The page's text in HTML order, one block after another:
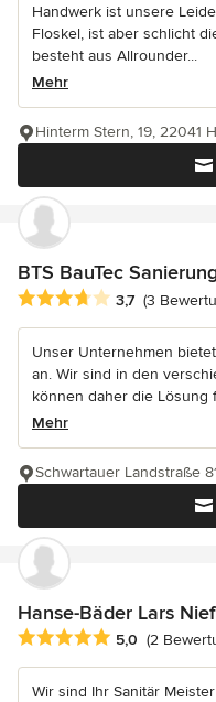
Handwerk ist unsere
Floskel, ist aber schlicht
besteht aus Allrounder...
Mehr
Hinterm Stern, 19, 22041
BTS BauTec
Durchschnittliche
3,7 (3
Unser Unternehmen
an. Wir sind in den
können daher die Lösung
Mehr
Schwartauer Landstraße
Hanse-Bäder Lars
Durchschnittliche
5,0 (2
Wir sind Ihr Sanitär